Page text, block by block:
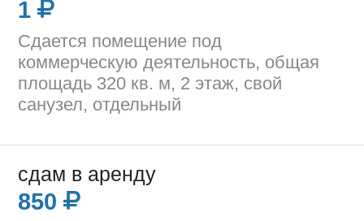
1
Сдается помещение под
коммерческую деятельность, общая
площадь 320 кв. м, 2 этаж, свой
санузел, отдельный
сдам в аренду
850